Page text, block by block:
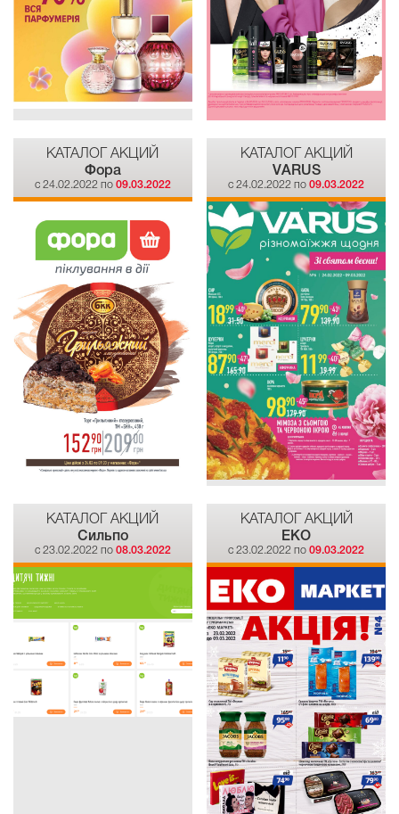
КАТАЛОГ АКЦИЙ
Фора
c 24.02.2022 по 09.03.2022
КАТАЛОГ АКЦИЙ
VARUS
c 24.02.2022 по09.03.2022
КАТАЛОГ АКЦИЙ
Сильпо
c 23.02.2022 по 08.03.2022
КАТАЛОГ АКЦИЙ
EKO
c 23.02.2022 по09.03.2022